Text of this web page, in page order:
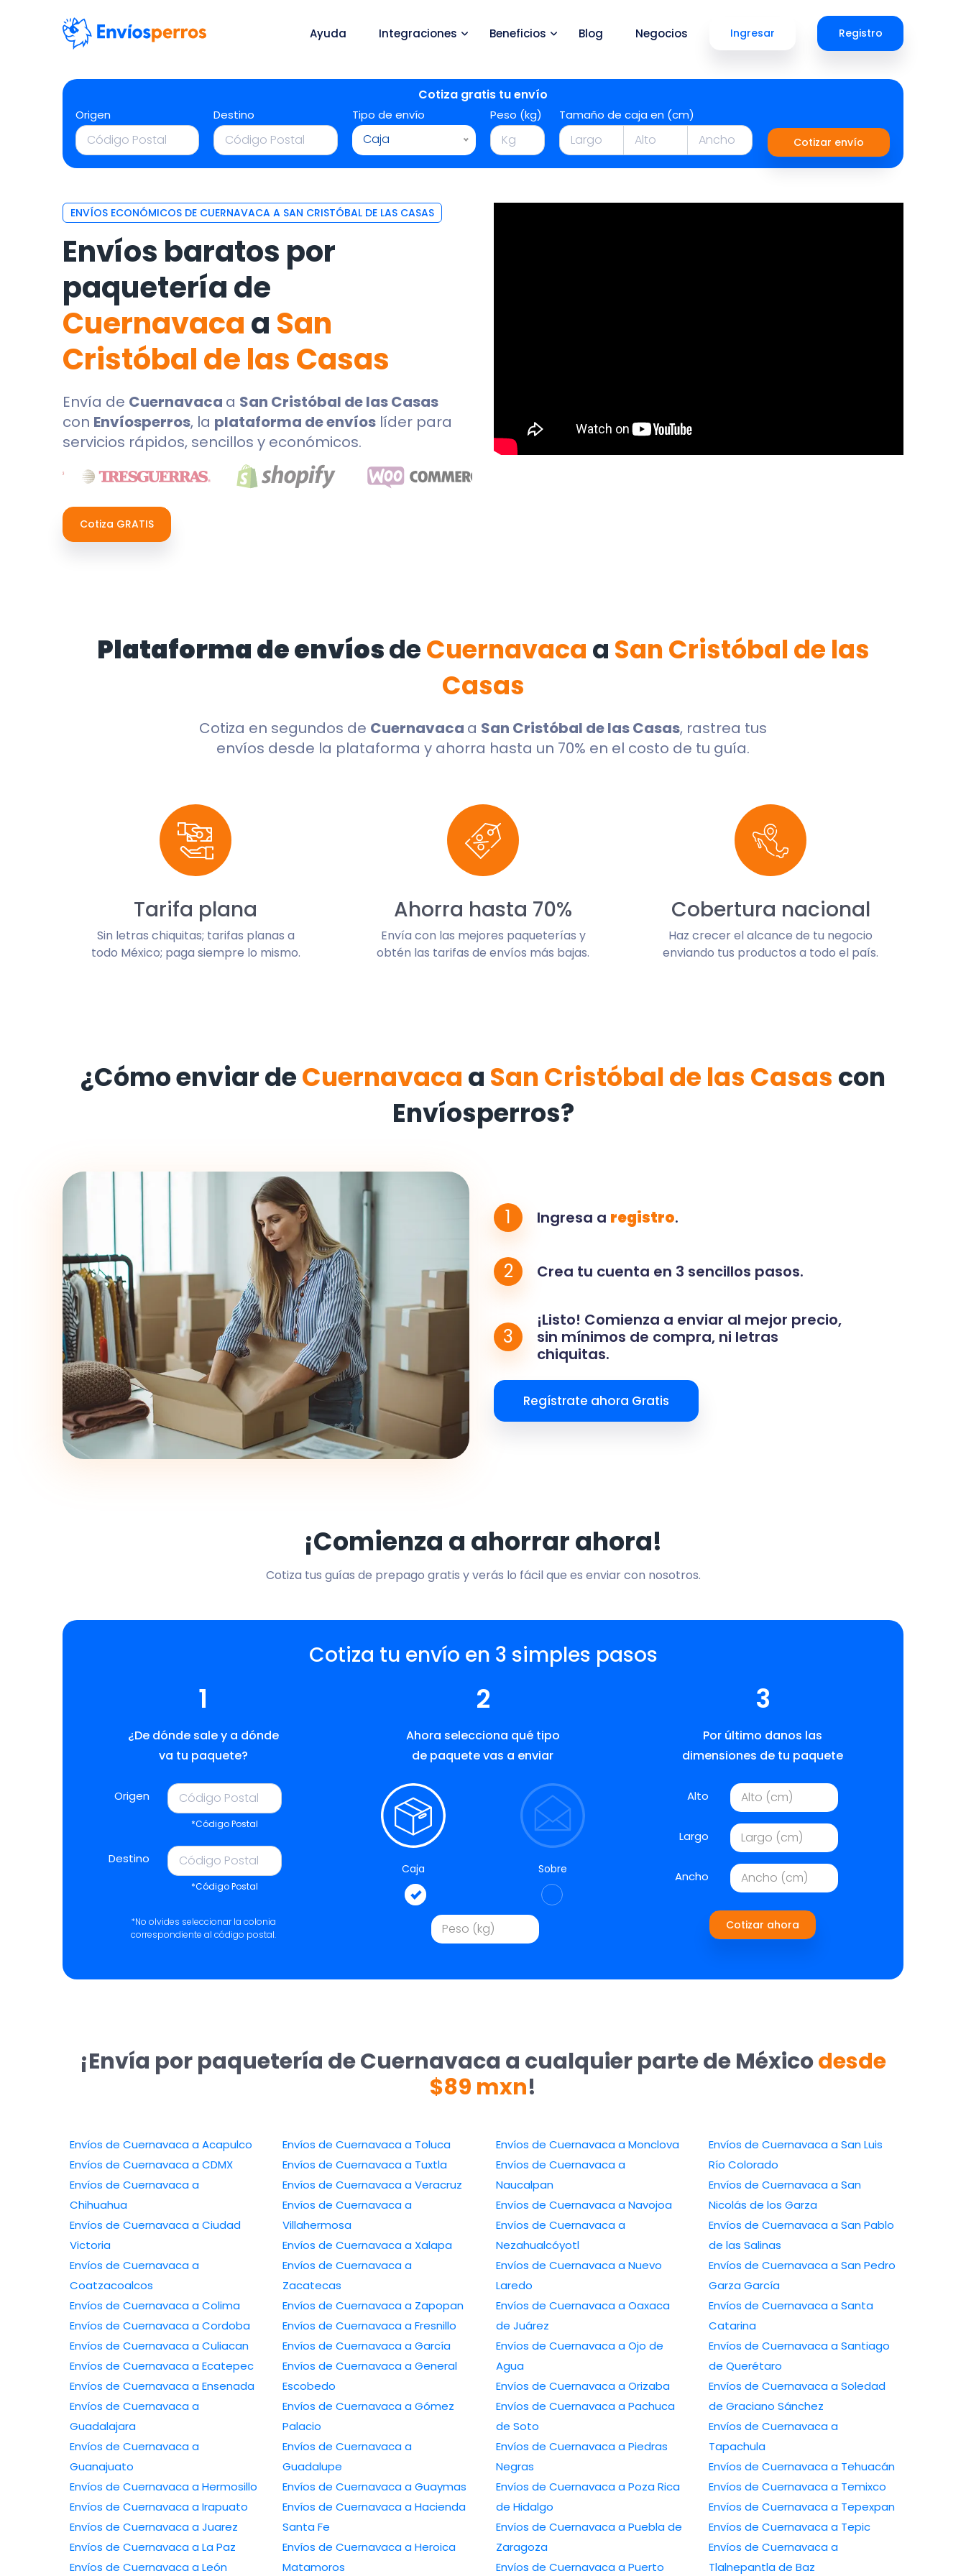
Ayuda Integraciones Beneficios Blog Negocios Ingresar Registro
Cotiza gratis tu envío
Origen Destino Tipo de envío
Caja
Peso (kg) Tamaño de caja en (cm)
Cotizar envío
ENVÍOS ECONÓMICOS DE CUERNAVACA A SAN CRISTÓBAL DE LAS CASAS
Envíos baratos por
paquetería de
Cuernavacaa San
Cristóbal de las Casas
Envía de Cuernavaca a San Cristóbal de las Casas
con Envíosperros, la plataforma de envíos líder para
servicios rápidos, sencillos y económicos.
Cotiza GRATIS
Plataforma de envíosdeCuernavaca a San Cristóbal de las
Casas
Cotiza en segundos de Cuernavaca a San Cristóbal de las Casas, rastrea tus
envíos desde la plataforma y ahorra hasta un 70% en el costo de tu guía.
Tarifa plana
Sin letras chiquitas; tarifas planas a
todo México; paga siempre lo mismo.
Ahorra hasta 70%
Envía con las mejores paqueterías y
obtén las tarifas de envíos más bajas.
Cobertura nacional
Haz crecer el alcance de tu negocio
enviando tus productos a todo el país.
¿Cómo enviar deCuernavaca a San Cristóbal de las Casas con
Envíosperros?
1 Ingresa a registro.
2 Crea tu cuenta en 3 sencillos pasos.
3
¡Listo! Comienza a enviar al mejor precio,
sin mínimos de compra, ni letras
chiquitas.
Regístrate ahora Gratis
¡Comienza a ahorrar ahora!
Cotiza tus guías de prepago gratis y verás lo fácil que es enviar con nosotros.
Cotiza tu envío en 3 simples pasos
1
¿De dónde sale y a dónde
va tu paquete?
Origen
*Código Postal
Destino
*Código Postal
*No olvides seleccionar la colonia
correspondiente al código postal.
2
Ahora selecciona qué tipo
de paquete vas a enviar
Caja Sobre
3
Por último danos las
dimensiones de tu paquete
Alto
Largo
Ancho
Cotizar ahora
¡Envía por paquetería de Cuernavaca a cualquier parte de Méxicodesde
$89 mxn!
Envíos de Cuernavaca a Acapulco
Envíos de Cuernavaca a CDMX
Envíos de Cuernavaca a
Chihuahua
Envíos de Cuernavaca a Ciudad
Victoria
Envíos de Cuernavaca a
Coatzacoalcos
Envíos de Cuernavaca a Colima
Envíos de Cuernavaca a Cordoba
Envíos de Cuernavaca a Culiacan
Envíos de Cuernavaca a Ecatepec
Envíos de Cuernavaca a Ensenada
Envíos de Cuernavaca a
Guadalajara
Envíos de Cuernavaca a
Guanajuato
Envíos de Cuernavaca a Hermosillo
Envíos de Cuernavaca a Irapuato
Envíos de Cuernavaca a Juarez
Envíos de Cuernavaca a La Paz
Envíos de Cuernavaca a León
Envíos de Cuernavaca a Toluca
Envíos de Cuernavaca a Tuxtla
Envíos de Cuernavaca a Veracruz
Envíos de Cuernavaca a
Villahermosa
Envíos de Cuernavaca a Xalapa
Envíos de Cuernavaca a
Zacatecas
Envíos de Cuernavaca a Zapopan
Envíos de Cuernavaca a Fresnillo
Envíos de Cuernavaca a García
Envíos de Cuernavaca a General
Escobedo
Envíos de Cuernavaca a Gómez
Palacio
Envíos de Cuernavaca a
Guadalupe
Envíos de Cuernavaca a Guaymas
Envíos de Cuernavaca a Hacienda
Santa Fe
Envíos de Cuernavaca a Heroica
Matamoros
Envíos de Cuernavaca a Monclova
Envíos de Cuernavaca a
Naucalpan
Envíos de Cuernavaca a Navojoa
Envíos de Cuernavaca a
Nezahualcóyotl
Envíos de Cuernavaca a Nuevo
Laredo
Envíos de Cuernavaca a Oaxaca
de Juárez
Envíos de Cuernavaca a Ojo de
Agua
Envíos de Cuernavaca a Orizaba
Envíos de Cuernavaca a Pachuca
de Soto
Envíos de Cuernavaca a Piedras
Negras
Envíos de Cuernavaca a Poza Rica
de Hidalgo
Envíos de Cuernavaca a Puebla de
Zaragoza
Envíos de Cuernavaca a Puerto
Envíos de Cuernavaca a San Luis
Río Colorado
Envíos de Cuernavaca a San
Nicolás de los Garza
Envíos de Cuernavaca a San Pablo
de las Salinas
Envíos de Cuernavaca a San Pedro
Garza García
Envíos de Cuernavaca a Santa
Catarina
Envíos de Cuernavaca a Santiago
de Querétaro
Envíos de Cuernavaca a Soledad
de Graciano Sánchez
Envíos de Cuernavaca a
Tapachula
Envíos de Cuernavaca a Tehuacán
Envíos de Cuernavaca a Temixco
Envíos de Cuernavaca a Tepexpan
Envíos de Cuernavaca a Tepic
Envíos de Cuernavaca a
Tlalnepantla de Baz